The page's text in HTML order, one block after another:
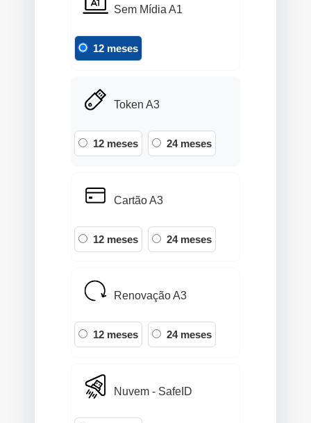
Sem Mídia A1
12 meses
Token A3
12 meses 24 meses
Cartão A3
12 meses 24 meses
Renovação A3
12 meses 24 meses
Nuvem - SafeID